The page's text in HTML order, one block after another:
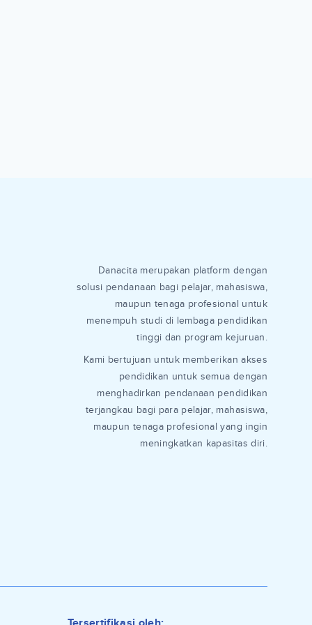
Danacita merupakan platform dengan
solusi pendanaan bagi pelajar, mahasiswa,
maupun tenaga profesional untuk
menempuh studi di lembaga pendidikan
tinggi dan program kejuruan.
Kami bertujuan untuk memberikan akses
pendidikan untuk semua dengan
menghadirkan pendanaan pendidikan
terjangkau bagi para pelajar, mahasiswa,
maupun tenaga profesional yang ingin
meningkatkan kapasitas diri.